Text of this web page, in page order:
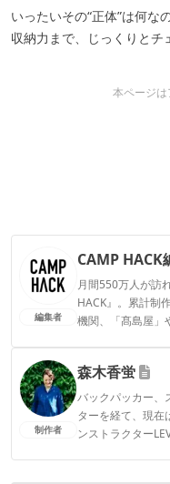
いったいその“正体”は何
収納力まで、じっくりとチ
本ページは
編集者
CAMP HACK
月間550万人が訪
HACK』。累計制
機関、「髙島屋」
CAMP HACK編
制作者
森木香蛍
バックパッカー、
ターを経て、現在
ンストラクター